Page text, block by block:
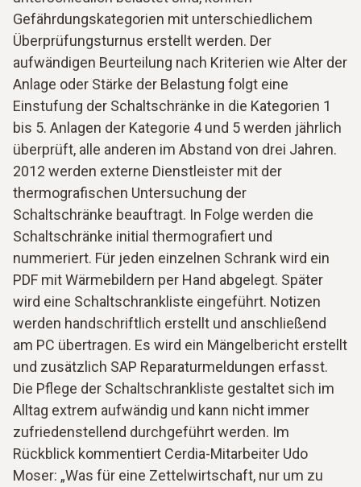
Gefährdungskategorien mit unterschiedlichem
Überprüfungsturnus erstellt werden. Der
aufwändigen Beurteilung nach Kriterien wie Alter der
Anlage oder Stärke der Belastung folgt eine
Einstufung der Schaltschränke in die Kategorien 1
bis 5. Anlagen der Kategorie 4 und 5 werden jährlich
überprüft, alle anderen im Abstand von drei Jahren.
2012 werden externe Dienstleister mit der
thermografischen Untersuchung der
Schaltschränke beauftragt. In Folge werden die
Schaltschränke initial thermografiert und
nummeriert. Für jeden einzelnen Schrank wird ein
PDF mit Wärmebildern per Hand abgelegt. Später
wird eine Schaltschrankliste eingeführt. Notizen
werden handschriftlich erstellt und anschließend
am PC übertragen. Es wird ein Mängelbericht erstellt
und zusätzlich SAP Reparaturmeldungen erfasst.
Die Pflege der Schaltschrankliste gestaltet sich im
Alltag extrem aufwändig und kann nicht immer
zufriedenstellend durchgeführt werden. Im
Rückblick kommentiert Cerdia-Mitarbeiter Udo
Moser: „Was für eine Zettelwirtschaft, nur um zu